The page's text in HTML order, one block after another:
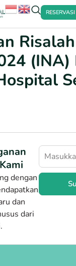
RESERVASI
(INA)
dengan
dan
dari